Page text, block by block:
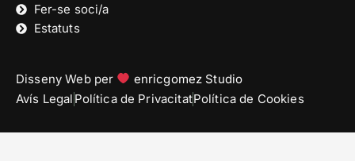
Fer-se soci/a
Estatuts
Disseny Web per
enricgomez Studio
Avís Legal Política de PrivacitatPolítica de Cookies